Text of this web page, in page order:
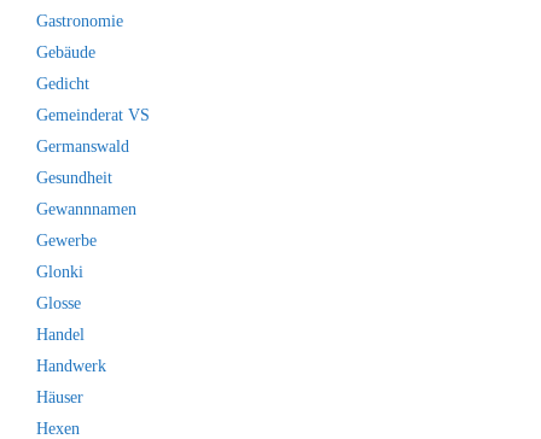
Gastronomie
Gebäude
Gedicht
Gemeinderat VS
Germanswald
Gesundheit
Gewannnamen
Gewerbe
Glonki
Glosse
Handel
Handwerk
Häuser
Hexen